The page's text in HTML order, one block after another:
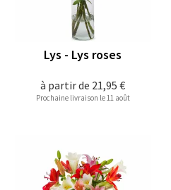
à partir de 21,95 €
Lys - Lys roses
Prochaine livraison le 11 août